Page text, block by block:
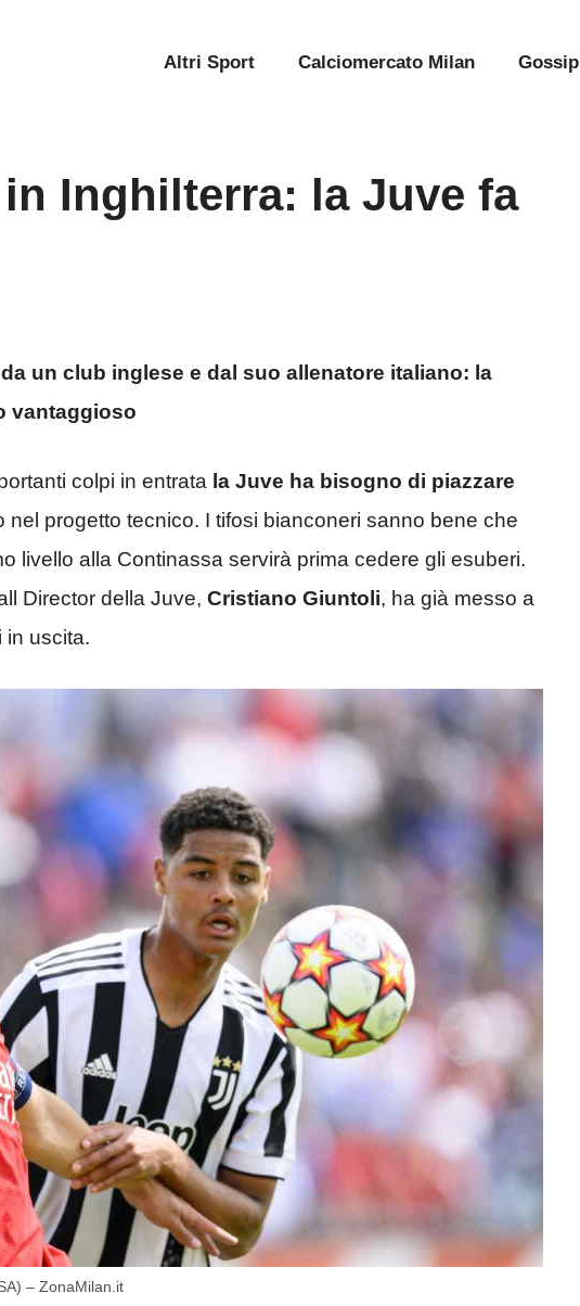
Altri Sport Calciomercato Milan Gossip
Inghilterra: la Juve fa
un club inglese e dal suo allenatore italiano: la
vantaggioso
colpi in entrata la Juve ha bisogno di piazzare
nel progetto tecnico. I tifosi bianconeri sanno bene che
livello alla Continassa servirà prima cedere gli esuberi.
Director della Juve, Cristiano Giuntoli, ha già messo a
in uscita.
– ZonaMilan.it